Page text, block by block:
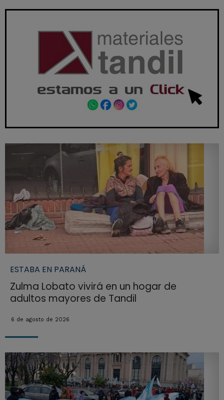
ESTABA EN PARANÁ
Zulma Lobato vivirá en un hogar de
adultos mayores de Tandil
6 de agosto de 2026